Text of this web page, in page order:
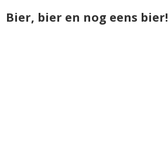
Bier, bier en nog eens bier!